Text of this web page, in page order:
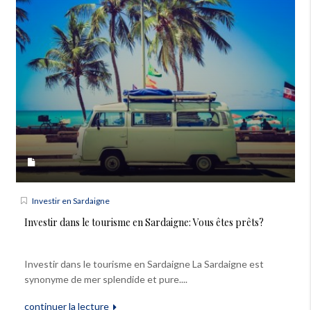
Investir en Sardaigne
Investir dans le tourisme en Sardaigne: Vous êtes prêts?
Investir dans le tourisme en Sardaigne La Sardaigne est
synonyme de mer splendide et pure....
continuer la lecture